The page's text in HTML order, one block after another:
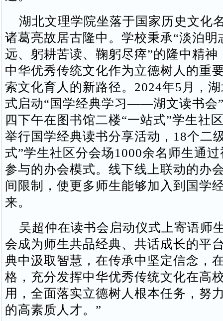
湖北文理学院坐落于国家历史文化
诸葛亮故居古隆中。学校秉承“淡泊明
远、躬耕苦读、鞠躬尽瘁”的隆中精神
中华优秀传统文化作为立德树人的重
索文化育人的新路径。2024年5月，
式启动“国学经典学习——湖文读书会
四下午在图书馆二楼“一站式”学生社
举行国学经典读书分享活动，18个二
式”学生社区分会场1000余名师生通
参与的办会模式。线下线上联动的办
间限制，使更多师生能够加入到国学
来。
吴超仲在读书会启动仪式上寄语师
会成为师生共品经典、共话成长的平
典中汲取智慧，在传承中坚定信念，
格，充分发挥中华优秀传统文化在高
用，全面落实立德树人根本任务，努
的高素质人才。”